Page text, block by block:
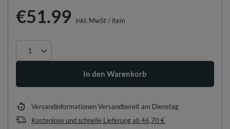
€51.99 inkl. MwSt/ item
In den Warenkorb
VersandinformationenVersandbereit am Dienstag
Kostenlose und schnelle Lieferungab46,70 €